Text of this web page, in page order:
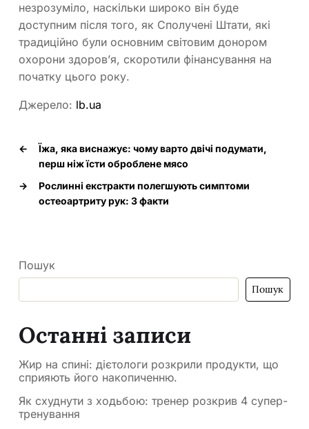
незрозуміло, наскільки широко він буде
доступним після того, як Сполучені Штати, які
традиційно були основним світовим донором
охорони здоров’я, скоротили фінансування на
початку цього року.
Джерело: lb.ua
←
Їжа, яка виснажує: чому варто двічі подумати,
перш ніж їсти оброблене мясо
→
Рослинні екстракти полегшують симптоми
остеоартриту рук: 3 факти
Пошук
Пошук
Останні записи
Жир на спині: дієтологи розкрили продукти, що
сприяють його накопиченню.
Як схуднути з ходьбою: тренер розкрив 4 супер-
тренування